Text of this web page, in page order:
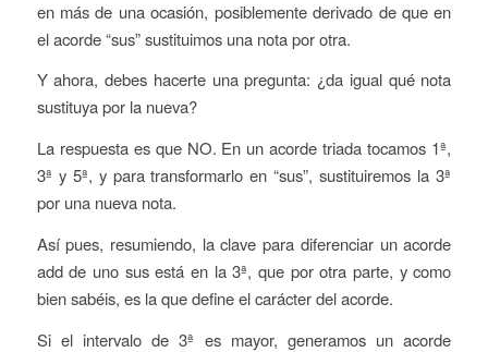
en más de una ocasión, posiblemente derivado de que en
el acorde “sus” sustituimos una nota por otra.
Y ahora, debes hacerte una pregunta: ¿da igual qué nota
sustituya por la nueva?
La respuesta es que NO. En un acorde triada tocamos 1ª,
3ª y 5ª, y para transformarlo en “sus”, sustituiremos la 3ª
por una nueva nota.
Así pues, resumiendo, la clave para diferenciar un acorde
add de uno sus está en la 3ª, que por otra parte, y como
bien sabéis, es la que define el carácter del acorde.
Si el intervalo de 3ª es mayor, generamos un acorde